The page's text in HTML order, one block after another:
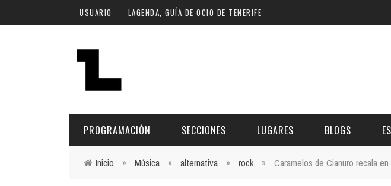
Pasar al contenido principal
USUARIO LAGENDA, GUÍA DE OCIO DE TENERIFE
PROGRAMACIÓN SECCIONES LUGARES BLOGS
Inicio » Música » alternativa » rock » Caramelos de Cianuro recala